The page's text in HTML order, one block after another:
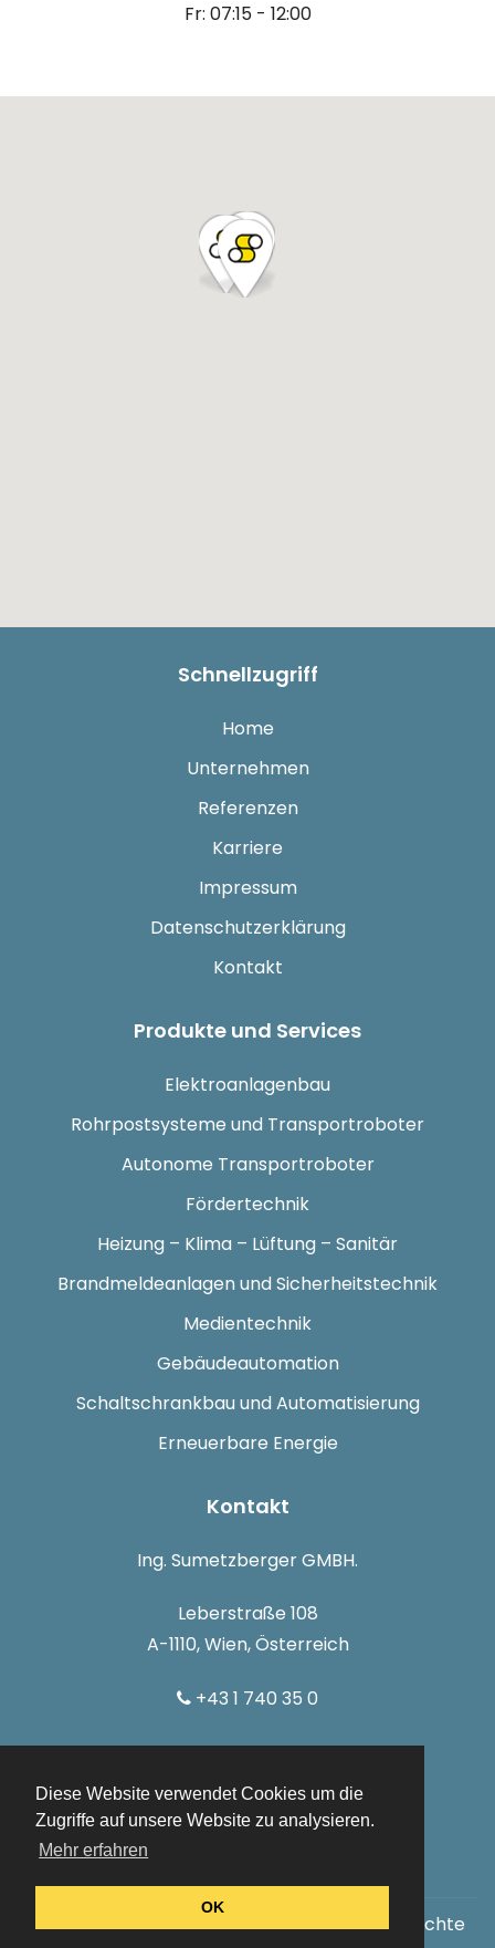
Diese Website verwendet Cookies um die
Zugriffe auf unsere Website zu analysieren.
Mehr erfahren
OK
Fr: 07:15 - 12:00
Schnellzugriff
Home
Unternehmen
Referenzen
Karriere
Impressum
Datenschutzerklärung
Kontakt
Produkte und Services
Elektroanlagenbau
Rohrpostsysteme und Transportroboter
Autonome Transportroboter
Fördertechnik
Heizung – Klima – Lüftung – Sanitär
Brandmeldeanlagen und Sicherheitstechnik
Medientechnik
Gebäudeautomation
Schaltschrankbau und Automatisierung
Erneuerbare Energie
Kontakt
Ing. Sumetzberger GMBH.
Leberstraße 108
A-1110, Wien, Österreich
+43 1 740 35 0
info@sumetzberger.at
© UrheberrechteSumetzberger2026. Alle Rechte